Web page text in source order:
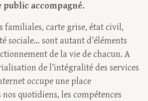
accompagné.
familiales, carte grise, état civil,
sociale… sont autant d’éléments
de la vie de chacun. A
de l’intégralité des services
occupe une place
quotidiens, les compétences